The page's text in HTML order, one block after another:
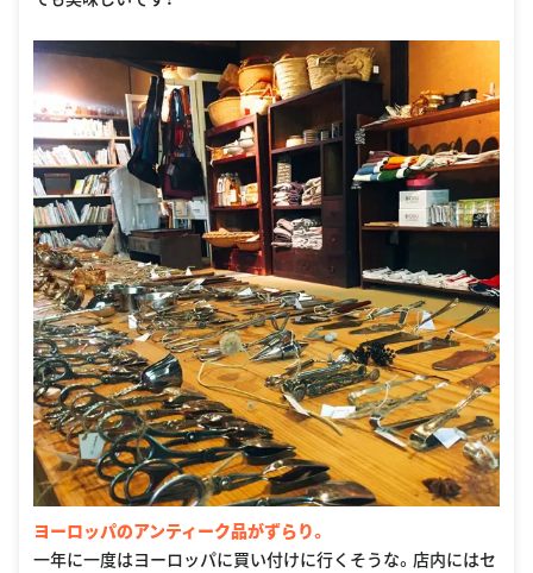
ヨーロッパのアンティーク品がずらり。
一年に一度はヨーロッパに買い付けに行くそうな。店内にはセ